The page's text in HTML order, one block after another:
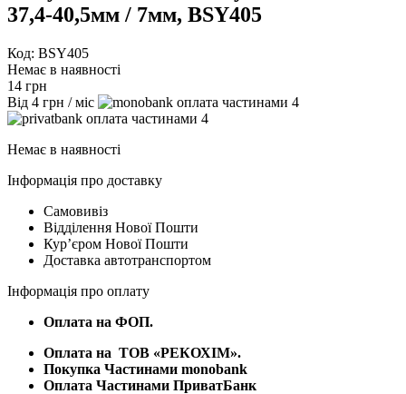
37,4-40,5мм / 7мм, BSY405
Код: BSY405
Немає в наявності
14 грн
Від 4 грн / міс
4
4
Немає в наявності
Інформація про доставку
Самовивіз
Відділення Нової Пошти
Курʼєром Нової Пошти
Доставка автотранспортом
Інформація про оплату
Оплата на ФОП.
Оплата на ТОВ «РЕКОХІМ».
Покупка Частинами monobank
Оплата Частинами ПриватБанк